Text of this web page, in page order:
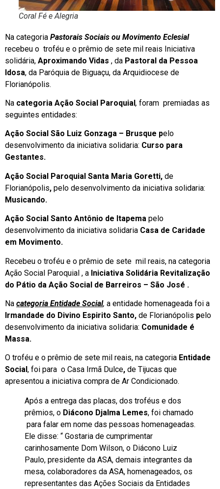
Coral Fé e Alegria
Na categoria Pastorais Sociais ou Movimento Eclesial
recebeu o troféu e o prêmio de sete mil reais Iniciativa
solidária, Aproximando Vidas , da Pastoral da Pessoa
Idosa, da Paróquia de Biguaçu, da Arquidiocese de
Florianópolis.
Na categoria Ação Social Paroquial, foram premiadas as
seguintes entidades:
Ação Social São Luiz Gonzaga – Brusque pelo
desenvolvimento da iniciativa solidaria: Curso para
Gestantes.
Ação Social Paroquial Santa Maria Goretti, de
Florianópolis, pelo desenvolvimento da iniciativa solidaria:
Musicando.
Ação Social Santo Antônio de Itapema pelo
desenvolvimento da iniciativa solidaria Casa de Caridade
em Movimento.
Recebeu o troféu e o prêmio de sete mil reais, na categoria
Ação Social Paroquial , a Iniciativa Solidária Revitalização
do Pátio da Ação Social de Barreiros – São José .
Na categoria Entidade Social, a entidade homenageada foi a
Irmandade do Divino Espirito Santo, de Florianópolis pelo
desenvolvimento da iniciativa solidaria: Comunidade é
Massa.
O troféu e o prêmio de sete mil reais, na categoria Entidade
Social , foi para o Casa Irmã Dulce, de Tijucas que
apresentou a iniciativa compra de Ar Condicionado.
Após a entrega das placas, dos troféus e dos
prêmios, o Diácono Djalma Lemes, foi chamado
para falar em nome das pessoas homenageadas.
Ele disse: “ Gostaria de cumprimentar
carinhosamente Dom Wilson, o Diácono Luiz
Paulo, presidente da ASA, demais integrantes da
mesa, colaboradores da ASA, homenageados, os
representantes das Ações Sociais da Entidades